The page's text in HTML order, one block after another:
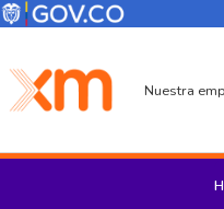
Pasar al contenido principal
Menú
Menú de
Nuestra